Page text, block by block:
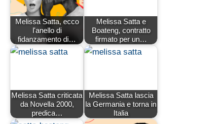
Melissa Satta, ecco
l'anello di
fidanzamento di…
Melissa Satta e
Boateng, contratto
firmato per un…
Melissa Satta criticata
da Novella 2000,
predica…
Melissa Satta lascia
la Germania e torna in
Italia